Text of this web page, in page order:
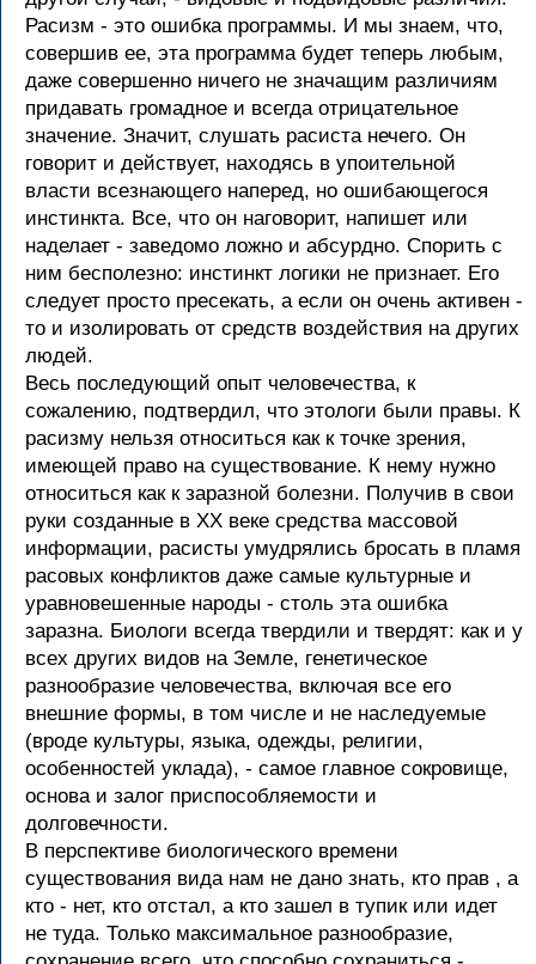
Расизм - это ошибка программы. И мы знаем, что,
совершив ее, эта программа будет теперь любым,
даже совершенно ничего не значащим различиям
придавать громадное и всегда отрицательное
значение. Значит, слушать расиста нечего. Он
говорит и действует, находясь в упоительной
власти всезнающего наперед, но ошибающегося
инстинкта. Все, что он наговорит, напишет или
наделает - заведомо ложно и абсурдно. Спорить с
ним бесполезно: инстинкт логики не признает. Его
следует просто пресекать, а если он очень активен -
то и изолировать от средств воздействия на других
людей.
Весь последующий опыт человечества, к
сожалению, подтвердил, что этологи были правы. К
расизму нельзя относиться как к точке зрения,
имеющей право на существование. К нему нужно
относиться как к заразной болезни. Получив в свои
руки созданные в XX веке средства массовой
информации, расисты умудрялись бросать в пламя
расовых конфликтов даже самые культурные и
уравновешенные народы - столь эта ошибка
заразна. Биологи всегда твердили и твердят: как и у
всех других видов на Земле, генетическое
разнообразие человечества, включая все его
внешние формы, в том числе и не наследуемые
(вроде культуры, языка, одежды, религии,
особенностей уклада), - самое главное сокровище,
основа и залог приспособляемости и
долговечности.
В перспективе биологического времени
существования вида нам не дано знать, кто прав , а
кто - нет, кто отстал, а кто зашел в тупик или идет
не туда. Только максимальное разнообразие,